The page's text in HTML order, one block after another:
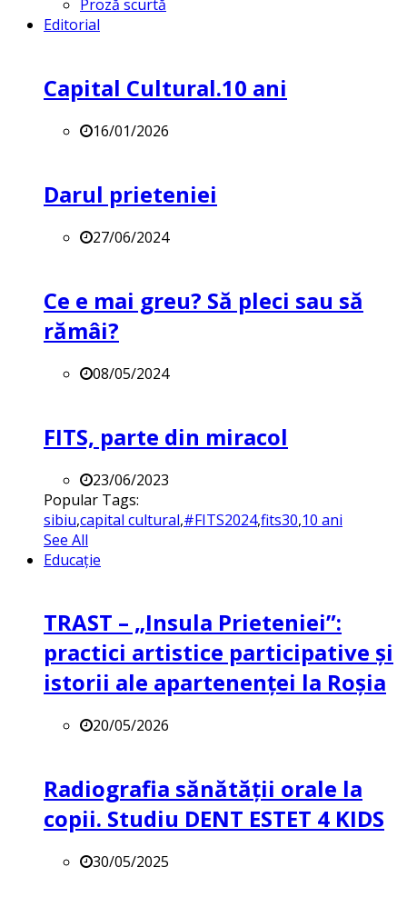
Proză scurtă
Editorial
Capital Cultural.10 ani
16/01/2026
Darul prieteniei
27/06/2024
Ce e mai greu? Să pleci sau să
rămâi?
08/05/2024
FITS, parte din miracol
23/06/2023
Popular Tags:
sibiu,capital cultural,#FITS2024,fits30,10 ani
See All
Educație
TRAST – „Insula Prieteniei”:
practici artistice participative și
istorii ale apartenenței la Roșia
20/05/2026
Radiografia sănătății orale la
copii. Studiu DENT ESTET 4 KIDS
30/05/2025